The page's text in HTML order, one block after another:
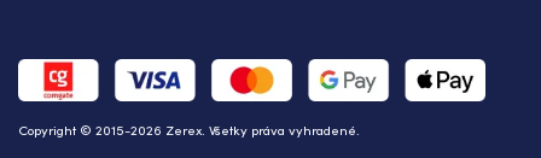
Copyright © 2015-2026 Zerex. Všetky práva vyhradené.